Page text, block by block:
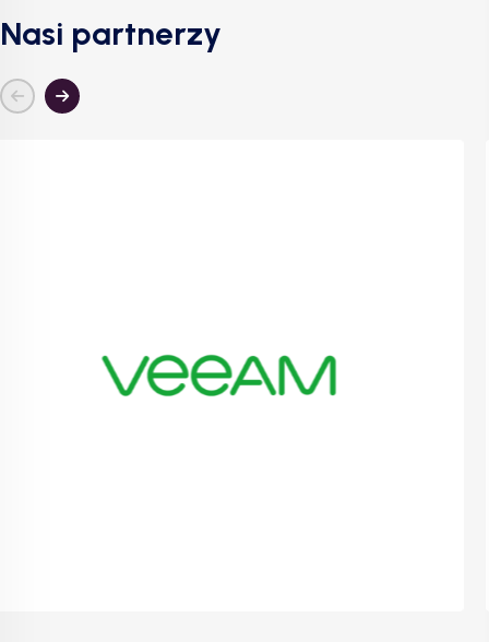
Nasi partnerzy